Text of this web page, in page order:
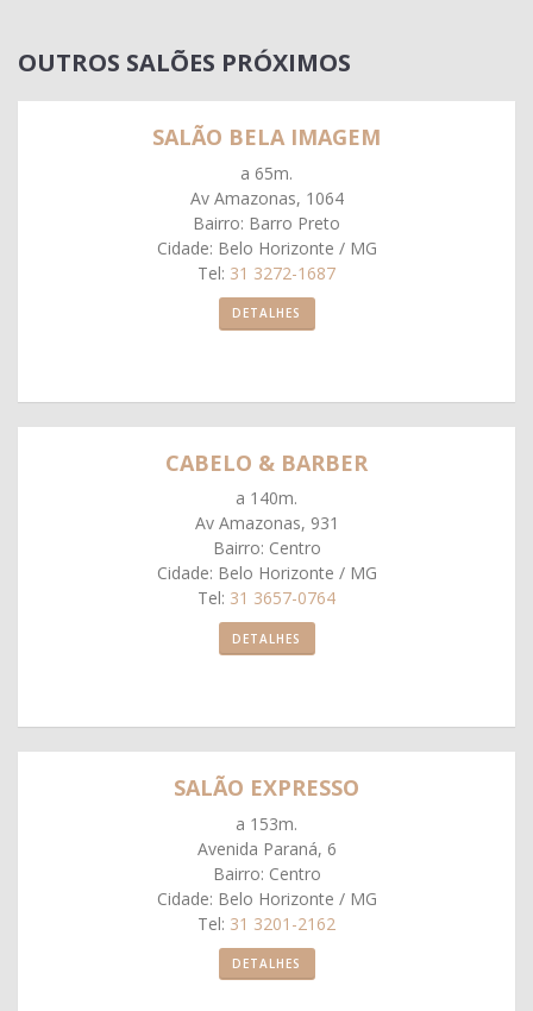
OUTROS SALÕES PRÓXIMOS
SALÃO BELA IMAGEM
a 65m.
Av Amazonas, 1064
Bairro: Barro Preto
Cidade: Belo Horizonte / MG
Tel: 31 3272-1687
DETALHES
CABELO & BARBER
a 140m.
Av Amazonas, 931
Bairro: Centro
Cidade: Belo Horizonte / MG
Tel: 31 3657-0764
DETALHES
SALÃO EXPRESSO
a 153m.
Avenida Paraná, 6
Bairro: Centro
Cidade: Belo Horizonte / MG
Tel: 31 3201-2162
DETALHES